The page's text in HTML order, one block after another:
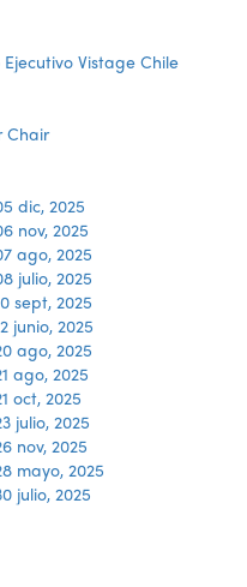
Vistage Chile
Chair
dic, 2025
nov, 2025
ago, 2025
julio, 2025
sept, 2025
junio, 2025
ago, 2025
ago, 2025
oct, 2025
julio, 2025
nov, 2025
mayo, 2025
julio, 2025